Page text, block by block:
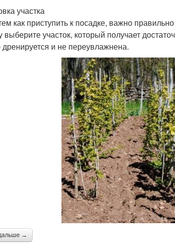
участка
как приступить к посадке, важно
выберите участок, который получает
и не переувлажнена.
→